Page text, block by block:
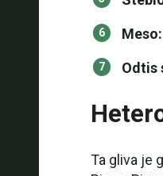
Meso:
Odtis
Ta gliva je